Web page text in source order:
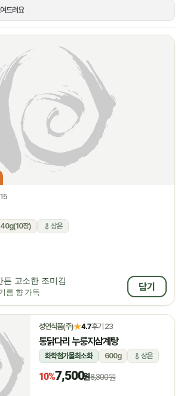
드려요
40g(10장) 상온
든 고소한 조미김
름 향 가득
담기
성연식품(주)★4.7후기 23
통닭다리 누룽지삼계탕
화학첨가물최소화 600g 상온
10%7,500원8,300원